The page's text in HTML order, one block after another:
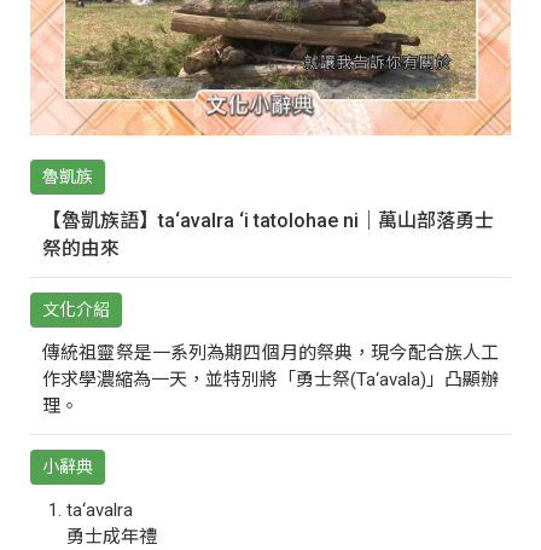
魯凱族
【魯凱族語】ta‘avalra ‘i tatolohae ni｜萬山部落勇士
祭的由來
文化介紹
傳統祖靈祭是一系列為期四個月的祭典，現今配合族人工
作求學濃縮為一天，並特別將「勇士祭(Ta‘avala)」凸顯辦
理。
小辭典
ta‘avalra
勇士成年禮